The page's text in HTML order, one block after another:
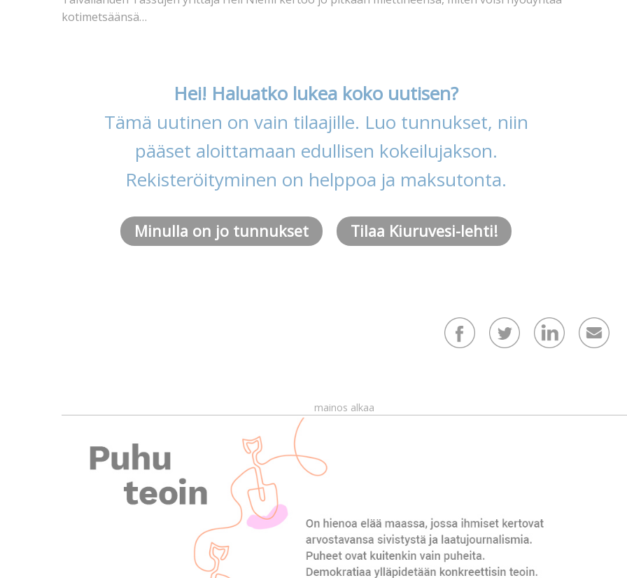
kotimetsäänsä…
Hei! Haluatko lukea koko uutisen?
Tämä uutinen on vain tilaajille. Luo tunnukset, niin
pääset aloittamaan edullisen kokeilujakson.
Rekisteröityminen on helppoa ja maksutonta.
Minulla on jo tunnukset Tilaa Kiuruvesi-lehti!
mainos alkaa